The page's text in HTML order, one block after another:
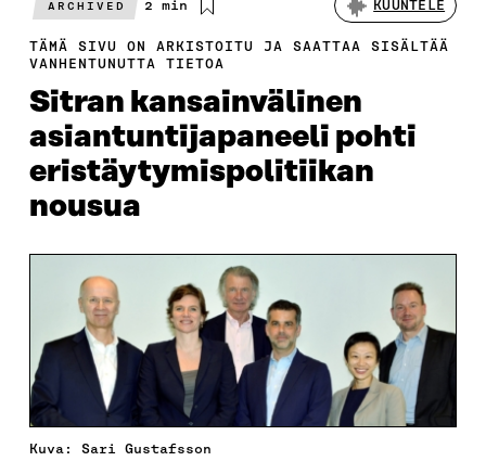
ARCHIVED
Arvioitu
2 min KUUNTELE
TÄMÄ SIVU ON ARKISTOITU JA SAATTAA SISÄLTÄÄ
VANHENTUNUTTA TIETOA
Sitran kansainvälinen
asiantuntijapaneeli pohti
eristäytymispolitiikan
nousua
Kuva: Sari Gustafsson